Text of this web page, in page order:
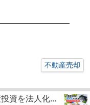
不動産売却
資を法人化...